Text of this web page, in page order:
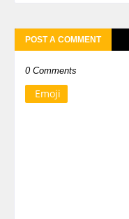
POST A COMMENT
0 Comments
Emoji